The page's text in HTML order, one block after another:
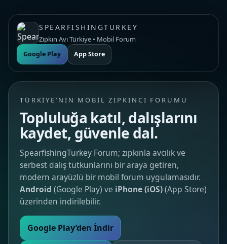
SPEARFISHINGTURKEY
Zıpkın Avı Türkiye • Mobil Forum
Google Play App Store
TÜRKIYE’NIN MOBIL ZIPKINCI FORUMU
Topluluğa katıl, dalışlarını
kaydet, güvenle dal.
SpearfishingTurkey Forum; zıpkınla avcılık ve
serbest dalış tutkunlarını bir araya getiren,
modern arayüzlü bir mobil forum uygulamasıdır.
Android (Google Play) ve iPhone (iOS)(App Store)
üzerinden indirilebilir.
Google Play’den İndir